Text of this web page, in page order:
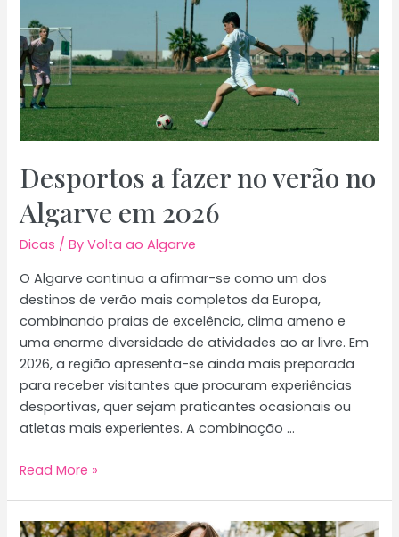
Para
Manter
o
Lar
Organizado
Desportos a fazer no verão no
Algarve em 2026
Dicas / ByVolta ao Algarve
O Algarve continua a afirmar-se como um dos
destinos de verão mais completos da Europa,
combinando praias de excelência, clima ameno e
uma enorme diversidade de atividades ao ar livre. Em
2026, a região apresenta-se ainda mais preparada
para receber visitantes que procuram experiências
desportivas, quer sejam praticantes ocasionais ou
atletas mais experientes. A combinação …
Desportos
Read More »